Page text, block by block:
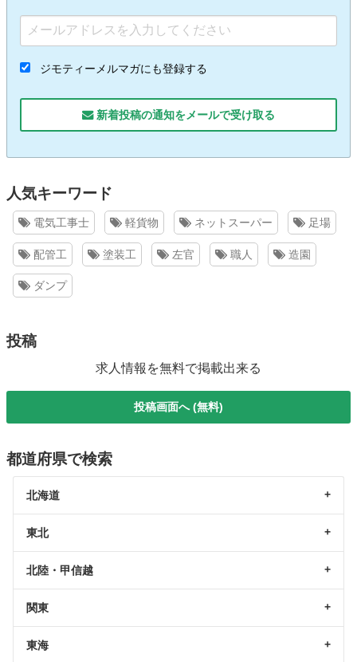
ジモティーメルマガにも登録する
新着投稿の通知をメールで受け取る
人気キーワード
電気工事士 軽貨物 ネットスーパー 足場
配管工 塗装工 左官 職人 造園
ダンプ
投稿
求人情報を無料で掲載出来る
投稿画面へ (無料)
都道府県で検索
北海道
東北
北陸・甲信越
関東
東海